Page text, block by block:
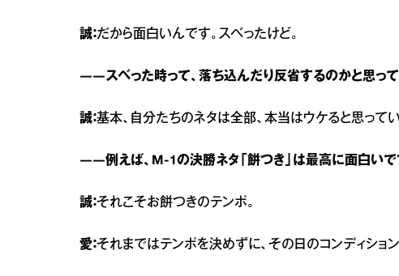
誠：だから面白いんです。スベったけど。
――スベった時って、落ち込んだり反省するのかと思って
誠：基本、自分たちのネタは全部、本当はウケると思ってい
――例えば、M‐1の決勝ネタ「餅つき」は最高に面白いで
誠：それこそお餅つきのテンポ。
愛：それまではテンポを決めずに、その日のコンディショ